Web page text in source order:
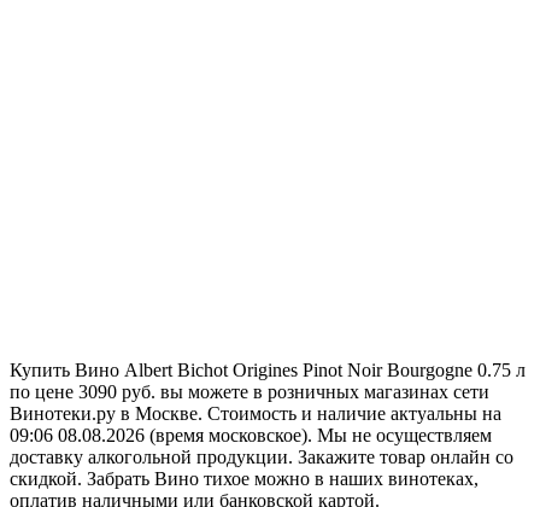
Купить Вино Albert Bichot Origines Pinot Noir Bourgogne 0.75 л
по цене 3090 руб. вы можете в розничных магазинах сети
Винотеки.ру в Москве. Стоимость и наличие актуальны на
09:06 08.08.2026 (время московское). Мы не осуществляем
доставку алкогольной продукции. Закажите товар онлайн со
скидкой. Забрать Вино тихое можно в наших винотеках,
оплатив наличными или банковской картой.